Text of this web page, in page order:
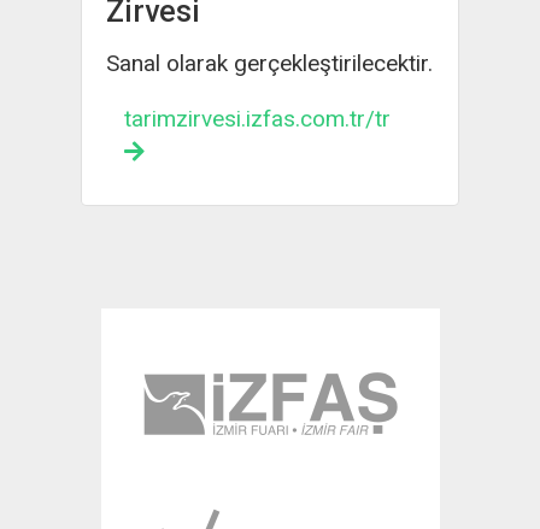
gerçekleştirilecektir.
tr
Hybrit olarak